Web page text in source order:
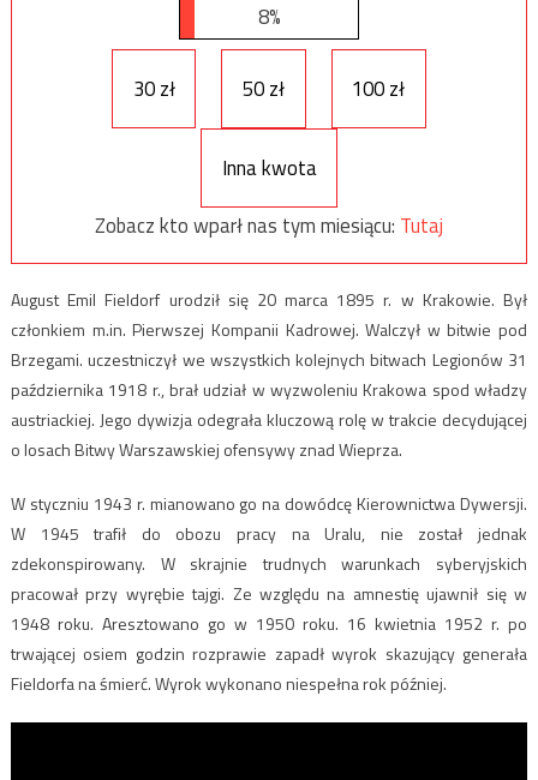
8%
30 zł 50 zł 100 zł
Inna kwota
Zobacz kto wparł nas tym miesiącu: Tutaj
August Emil Fieldorf urodził się 20 marca 1895 r. w Krakowie. Był
członkiem m.in. Pierwszej Kompanii Kadrowej. Walczył w bitwie pod
Brzegami. uczestniczył we wszystkich kolejnych bitwach Legionów 31
października 1918 r., brał udział w wyzwoleniu Krakowa spod władzy
austriackiej. Jego dywizja odegrała kluczową rolę w trakcie decydującej
o losach Bitwy Warszawskiej ofensywy znad Wieprza.
W styczniu 1943 r. mianowano go na dowódcę Kierownictwa Dywersji.
W 1945 trafił do obozu pracy na Uralu, nie został jednak
zdekonspirowany. W skrajnie trudnych warunkach syberyjskich
pracował przy wyrębie tajgi. Ze względu na amnestię ujawnił się w
1948 roku. Aresztowano go w 1950 roku. 16 kwietnia 1952 r. po
trwającej osiem godzin rozprawie zapadł wyrok skazujący generała
Fieldorfa na śmierć. Wyrok wykonano niespełna rok później.